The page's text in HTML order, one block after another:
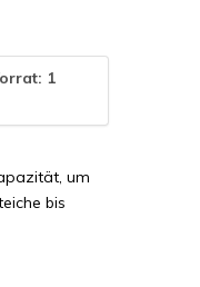
1
um
bis